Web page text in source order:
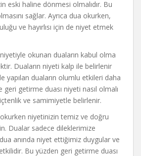
eski haline dönmesi olmalıdır. Bu
sağlar. Ayrıca dua okurken,
ve hayırlısı için de niyet etmek
okunan duaların kabul olma
Duaların niyeti kalp ile belirlenir
yapılan duaların olumlu etkileri daha
geri getirme duası niyeti nasıl olmalı
ve samimiyetle belirlenir.
niyetinizin temiz ve doğru
Dualar sadece dileklerimize
anında niyet ettiğimiz duygular ve
Bu yüzden geri getirme duası